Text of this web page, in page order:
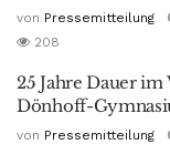
von Pressemitteilung
208
25 Jahre Dauer
Dönhoff-
von Pressemitteilung